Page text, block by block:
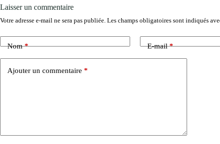
Laisser un commentaire
Votre adresse e-mail ne sera pas publiée. Les champs obligatoires sont indiqués
Nom* E-mail*
Ajouter un commentaire *